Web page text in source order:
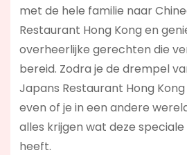
met de hele familie naar
Restaurant Hong Kong en
overheerlijke gerechten die
bereid. Zodra je de drempel
Japans Restaurant Hong
even of je in een andere
alles krijgen wat deze
heeft.